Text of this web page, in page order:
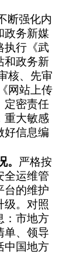
断强化内
政务新媒
执行《武
和政务新
核、先审
网站上传
定密责任
重大敏感
好信息编
。
严格按
全运维管
台的维护
级。对照
：市地方
单、领导
中国地方